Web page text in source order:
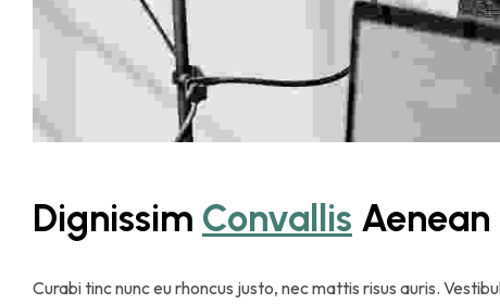
Dignissim Convallis Aenean
Curabi tinc nunc eu rhoncus justo, nec mattis risus auris.